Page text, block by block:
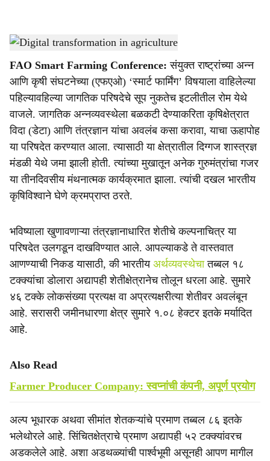
a
r
e
Smart farming conference in Rome- Agrowon
FAO Smart Farming Conference: संयुक्त राष्ट्रांच्या अन्न
आणि कृषी संघटनेच्या (एफएओ) ‘स्मार्ट फार्मिंग’ विषयाला वाहिलेल्या
पहिल्यावहिल्या जागतिक परिषदेचे सूप नुकतेच इटलीतील रोम येथे
वाजले. जागतिक अन्नव्यवस्थेला बळकटी देण्याकरिता कृषिक्षेत्रात
विदा (डेटा) आणि तंत्रज्ञान यांचा अवलंब कसा करावा, याचा ऊहापोह
या परिषदेत करण्यात आला. त्यासाठी या क्षेत्रातील दिग्गज शास्त्रज्ञ
मंडळी येथे जमा झाली होती. त्यांच्या मुखातून अनेक गुरुमंत्रांचा गजर
या तीनदिवसीय मंथनात्मक कार्यक्रमात झाला. त्यांची दखल भारतीय
कृषिविश्वाने घेणे क्रमप्राप्त ठरते.
भविष्याला खुणावणाऱ्या तंत्रज्ञानाधारित शेतीचे कल्पनाचित्र या
परिषदेत उलगडून दाखविण्यात आले. आपल्याकडे ते वास्तवात
आणण्याची निकड यासाठी, की भारतीय अर्थव्यवस्थेचातब्बल १८
टक्क्यांचा डोलारा अद्यापही शेतीक्षेत्रानेच तोलून धरला आहे. सुमारे
४६ टक्के लोकसंख्या प्रत्यक्ष वा अप्रत्यक्षरीत्या शेतीवर अवलंबून
आहे. सरासरी जमीनधारणा क्षेत्र सुमारे १.०८ हेक्टर इतके मर्यादित
आहे.
Also Read
Farmer Producer Company: स्वप्नांची कंपनी, अपूर्ण प्रयोग
अल्प भूधारक अथवा सीमांत शेतकऱ्यांचे प्रमाण तब्बल ८६ इतके
भलेथोरले आहे. सिंचितक्षेत्राचे प्रमाण अद्यापही ५२ टक्क्यांवरच
अडकलेले आहे. अशा अडथळ्यांची पार्श्वभूमी असूनही आपण मागील